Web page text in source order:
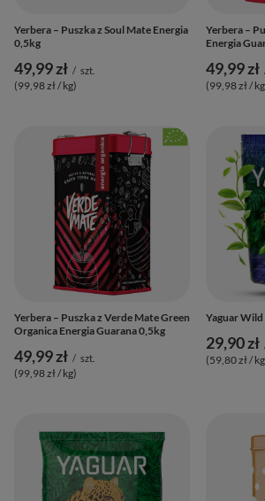
Yerbera – Puszka z Soul Mate Energia
0,5kg
49,99 zł / szt.
(99,98 zł / kg)
Yerbera –
Energia
49,99 zł
(99,98 zł / kg
Yerbera – Puszka z Verde Mate Green
Organica Energia Guarana 0,5kg
49,99 zł / szt.
(99,98 zł / kg)
Yaguar
29,90 zł
(59,80 zł / kg